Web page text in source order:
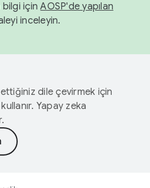
bilgi içinAOSP'de yapılan
inceleyin.
dile çevirmek için
Yapay zeka